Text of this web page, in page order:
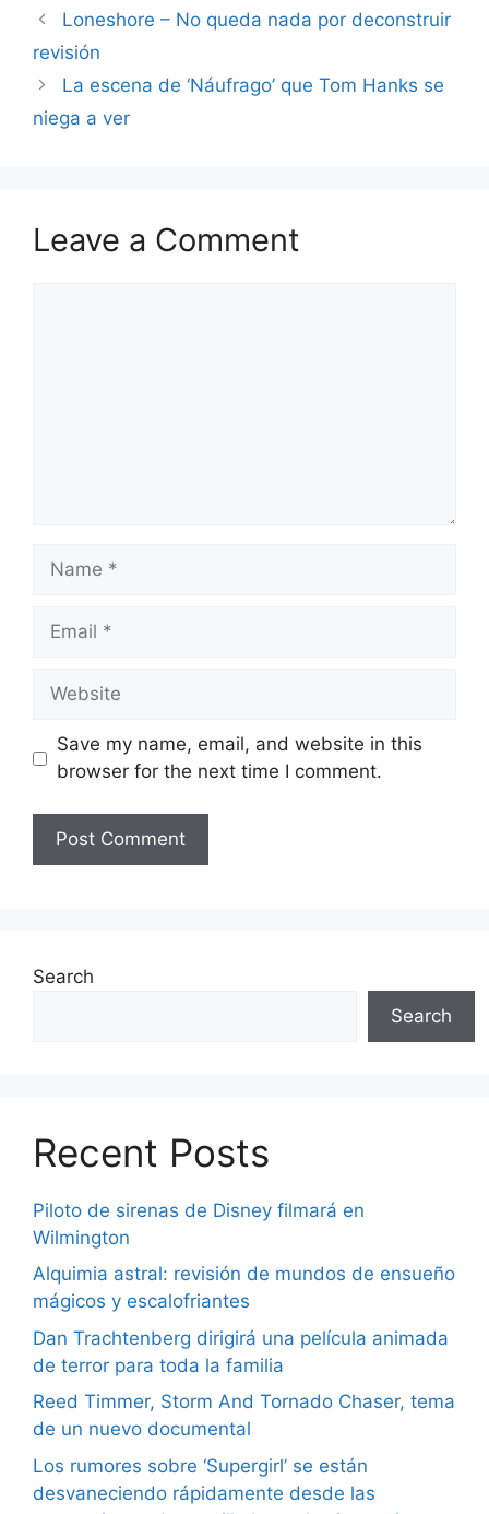
Loneshore – No queda nada por deconstruir
revisión
La escena de ‘Náufrago’ que Tom Hanks se
niega a ver
Leave a Comment
Name
Email
Website
Save my name, email, and website in this
browser for the next time I comment.
Search
Search
Recent Posts
Piloto de sirenas de Disney filmará en
Wilmington
Alquimia astral: revisión de mundos de ensueño
mágicos y escalofriantes
Dan Trachtenberg dirigirá una película animada
de terror para toda la familia
Reed Timmer, Storm And Tornado Chaser, tema
de un nuevo documental
Los rumores sobre ‘Supergirl’ se están
desvaneciendo rápidamente desde las